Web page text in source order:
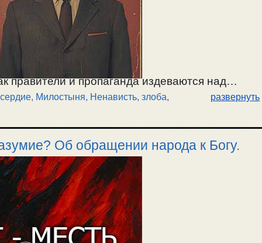
правители и пропаганда издеваются над
ненависть между людьми. О возгревании
сострадательной любви к людям.
делает людей садистами. О спасшихся и
готовиться к смерти. / 15.02.2026.
Милостыня, Ненависть, злоба,
развернуть
Об обращении народа к Богу.